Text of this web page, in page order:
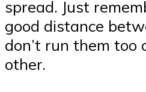
spread. Just
good distance
don’t run them too
other.